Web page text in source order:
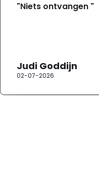
"Niets ontvangen "
Judi Goddijn
02-07-2026